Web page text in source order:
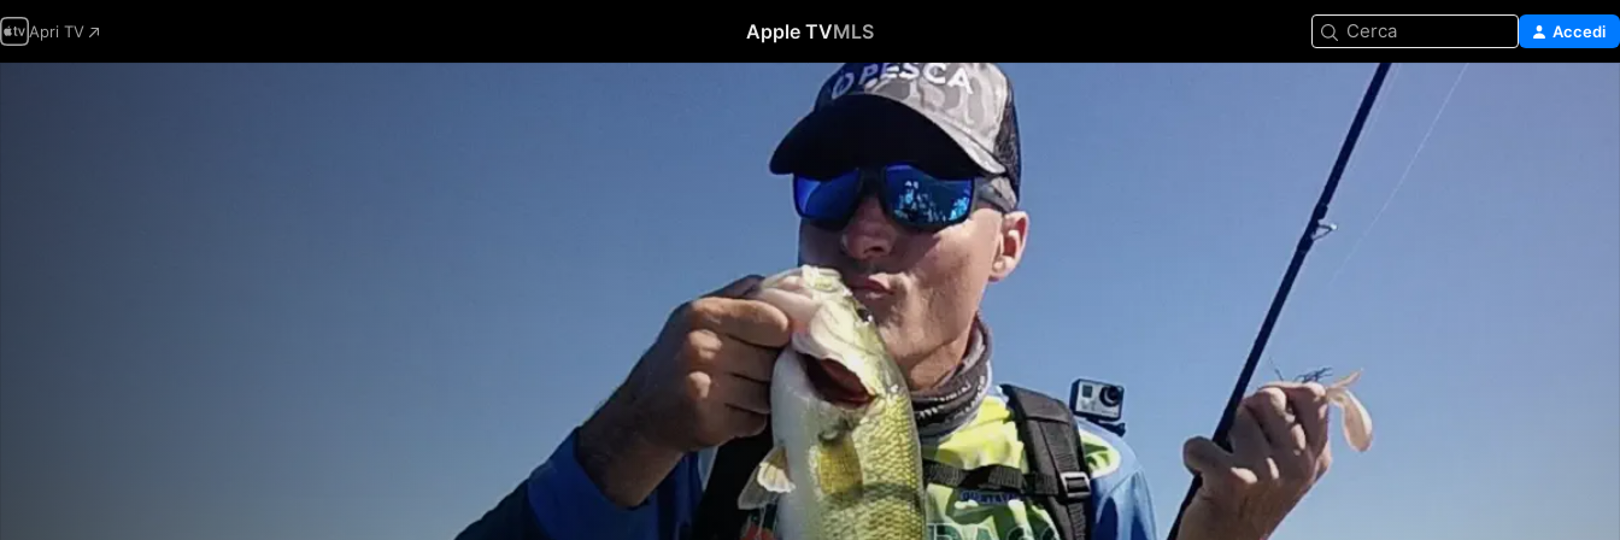
Apri TV Apple TVMLS Cerca Accedi